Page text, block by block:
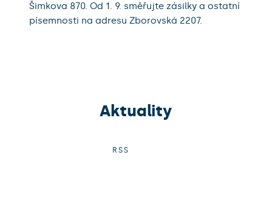
Šimkova 870. Od 1. 9. směřujte zásilky a ostatní
písemnosti na adresu Zborovská 2207.
Aktuality
RSS